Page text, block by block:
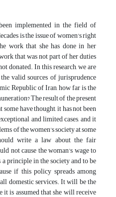
implemented in the field of
is the issue of women's right
work that she has done in her
that was not part of her duties
donated. In this research, we are
valid sources of jurisprudence
Republic of Iran, how far is the
The result of the present
have thought, it has not been
and limited cases, and it
of the women's society at some
write a law about the fair
not cause the woman's wage to
principle in the society and to be
if this policy spreads among
domestic services. It will be the
is assumed that she will receive